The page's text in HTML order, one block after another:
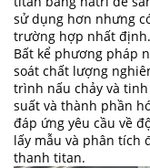
sử dụng hơn nhưng
trường hợp nhất định.
Bất kể phương pháp
soát chất lượng
trình nấu chảy và
suất và thành phần
đáp ứng yêu cầu về
lấy mẫu và phân tích
thanh titan.